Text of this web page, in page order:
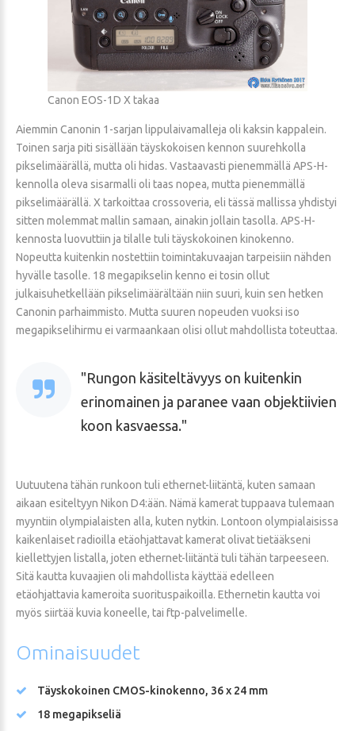
Canon EOS-1D X takaa
Aiemmin Canonin 1-sarjan lippulaivamalleja oli kaksin kappalein.
Toinen sarja piti sisällään täyskokoisen kennon suurehkolla
pikselimäärällä, mutta oli hidas. Vastaavasti pienemmällä APS-H-
kennolla oleva sisarmalli oli taas nopea, mutta pienemmällä
pikselimäärällä. X tarkoittaa crossoveria, eli tässä mallissa yhdistyi
sitten molemmat mallin samaan, ainakin jollain tasolla. APS-H-
kennosta luovuttiin ja tilalle tuli täyskokoinen kinokenno.
Nopeutta kuitenkin nostettiin toimintakuvaajan tarpeisiin nähden
hyvälle tasolle. 18 megapikselin kenno ei tosin ollut
julkaisuhetkellään pikselimäärältään niin suuri, kuin sen hetken
Canonin parhaimmisto. Mutta suuren nopeuden vuoksi iso
megapikselihirmu ei varmaankaan olisi ollut mahdollista toteuttaa.
Rungon käsiteltävyys on kuitenkin
erinomainen ja paranee vaan objektiivien
koon kasvaessa.
Uutuutena tähän runkoon tuli ethernet-liitäntä, kuten samaan
aikaan esiteltyyn Nikon D4:ään. Nämä kamerat tuppaava tulemaan
myyntiin olympialaisten alla, kuten nytkin. Lontoon olympialaisissa
kaikenlaiset radioilla etäohjattavat kamerat olivat tietääkseni
kiellettyjen listalla, joten ethernet-liitäntä tuli tähän tarpeeseen.
Sitä kautta kuvaajien oli mahdollista käyttää edelleen
etäohjattavia kameroita suorituspaikoilla. Ethernetin kautta voi
myös siirtää kuvia koneelle, tai ftp-palvelimelle.
Ominaisuudet
Täyskokoinen CMOS-kinokenno, 36 x 24 mm
18 megapikseliä